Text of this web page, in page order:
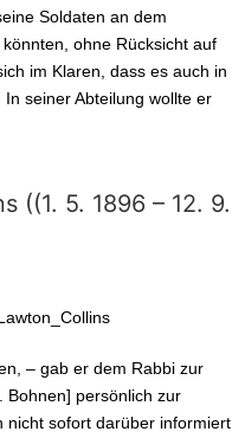
Soldaten an dem
ohne Rücksicht auf
im Klaren, dass es auch in
seiner Abteilung wollte er
((1. 5. 1896 – 12. 9.
– gab er dem Rabbi zur
Bohnen] persönlich zur
nicht sofort darüber informiert